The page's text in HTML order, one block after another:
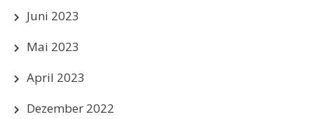
Juni 2023
Mai 2023
April 2023
Dezember 2022